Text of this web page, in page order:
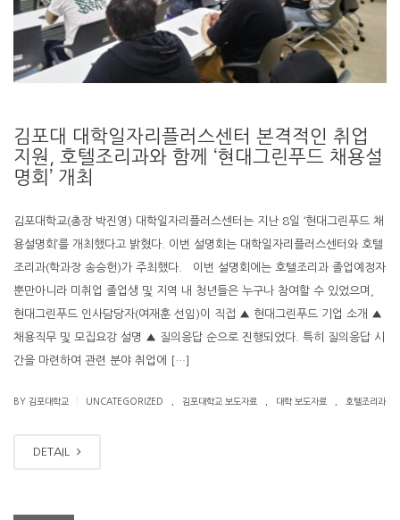
김포대 대학일자리플러스센터 본격적인 취업
지원, 호텔조리과와 함께 ‘현대그린푸드 채용설
명회’ 개최
김포대학교(총장 박진영) 대학일자리플러스센터는 지난 8일 ‘현대그린푸드 채
용설명회’를 개최했다고 밝혔다. 이번 설명회는 대학일자리플러스센터와 호텔
조리과(학과장 송승헌)가 주최했다. 이번 설명회에는 호텔조리과 졸업예정자
뿐만아니라 미취업 졸업생 및 지역 내 청년들은 누구나 참여할 수 있었으며,
현대그린푸드 인사담당자(여재훈 선임)이 직접 ▲ 현대그린푸드 기업 소개 ▲
채용직무 및 모집요강 설명 ▲ 질의응답 순으로 진행되었다. 특히 질의응답 시
간을 마련하여 관련 분야 취업에 […]
BY 김포대학교 UNCATEGORIZED 김포대학교 보도자료 대학 보도자료 호텔조리과
DETAIL